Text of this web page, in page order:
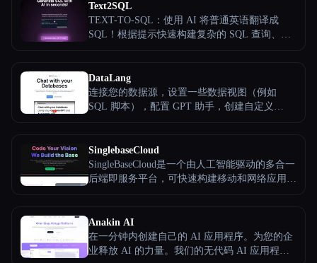
Text2SQL
TEXT-TO-SQL：使用 AI 将普通英语翻译成
SQL！根据提示快速构建复杂的 SQL 查询、
DataLang
连接您的数据源，设置一些数据视图（例如
SQL 脚本），配置 GPT 助手，创建自定义
SinglebaseCloud
SingleBaseCloud是一个由人工智能驱动的多合一
后端即服务平台，可快速构建移动和网络应用程
用于用户注册和登录应用程序的身份验证、人工
智能相似度搜索、文档和图像存储。
Anakin AI
在一分钟内创建自己的 AI 应用程序。为您的企
业释放 AI 的力量。我们的无代码 AI 应用程序